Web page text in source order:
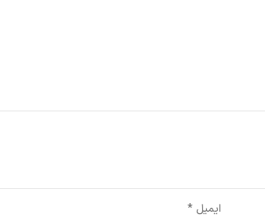
ایمیل *